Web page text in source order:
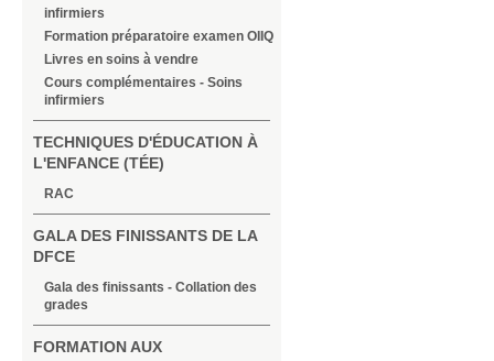
infirmiers
Formation préparatoire examen OIIQ
Livres en soins à vendre
Cours complémentaires - Soins
infirmiers
TECHNIQUES D'ÉDUCATION À
L'ENFANCE (TÉE)
RAC
GALA DES FINISSANTS DE LA
DFCE
Gala des finissants - Collation des
grades
FORMATION AUX